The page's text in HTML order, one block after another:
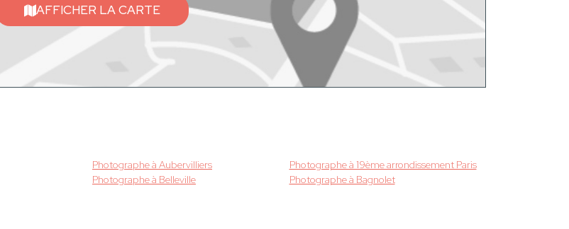
AFFICHER LA CARTE
Photographe à Aubervilliers
Photographe à 19ème arrondissement Paris
Photographe à Belleville
Photographe à Bagnolet